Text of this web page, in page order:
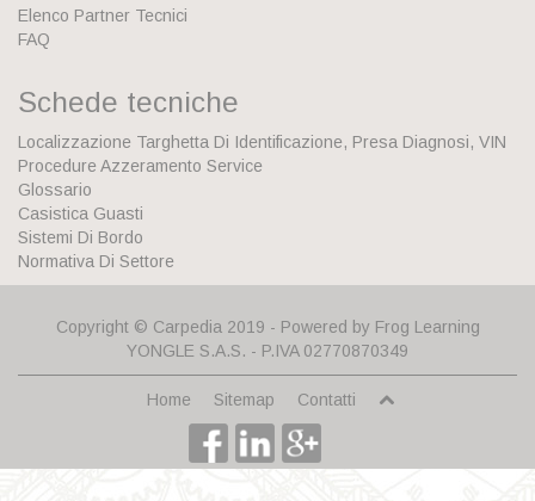
Elenco Partner Tecnici
FAQ
Schede tecniche
Localizzazione Targhetta Di Identificazione, Presa Diagnosi, VIN
Procedure Azzeramento Service
Glossario
Casistica Guasti
Sistemi Di Bordo
Normativa Di Settore
Copyright © Carpedia 2019 - Powered by Frog Learning
YONGLE S.A.S. - P.IVA 02770870349
Home Sitemap Contatti